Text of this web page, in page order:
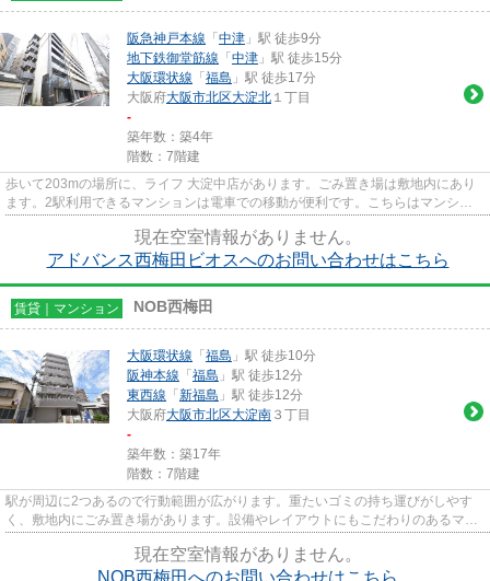
阪急神戸本線 「 中津 」駅 徒歩9分
地下鉄御堂筋線 「 中津 」駅 徒歩15分
大阪環状線 「 福島 」駅 徒歩17分
大阪府大阪市北区大淀北 １丁目
-
築年数：築4年
階数：7階建
歩いて203mの場所に、ライフ 大淀中店があります。ごみ置き場は敷地内にあり
ます。2駅利用できるマンションは電車での移動が便利です。こちらはマンショ
現在空室情報がありません。
アドバンス西梅田ビオスへのお問い合わせはこちら
賃貸｜マンション NOB西梅田
大阪環状線 「 福島 」駅 徒歩10分
阪神本線 「 福島 」駅 徒歩12分
東西線 「 新福島 」駅 徒歩12分
大阪府大阪市北区大淀南 ３丁目
-
築年数：築17年
階数：7階建
駅が周辺に2つあるので行動範囲が広がります。重たいゴミの持ち運びがしやす
く、敷地内にごみ置き場があります。設備やレイアウトにもこだわりのあるマン
現在空室情報がありません。
NOB西梅田へのお問い合わせはこちら